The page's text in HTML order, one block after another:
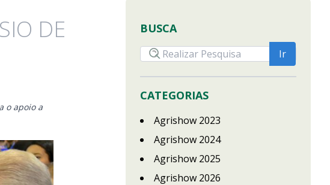
DE
o apoio a
BUSCA
CATEGORIAS
Agrishow 2023
Agrishow 2024
Agrishow 2025
Agrishow 2026